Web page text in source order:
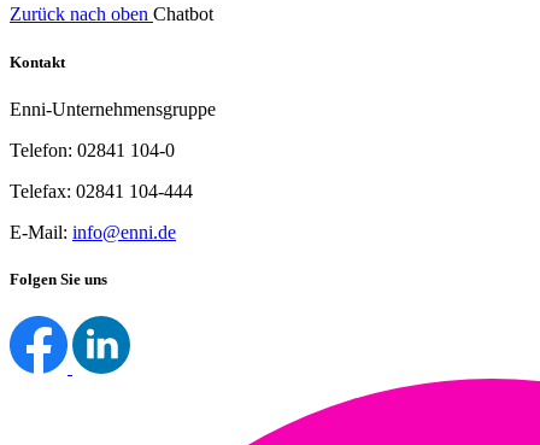
Zurück nach oben Chatbot
Kontakt
Enni-Unternehmensgruppe
Telefon: 02841 104-0
Telefax: 02841 104-444
E-Mail: info@enni.de
Folgen Sie uns